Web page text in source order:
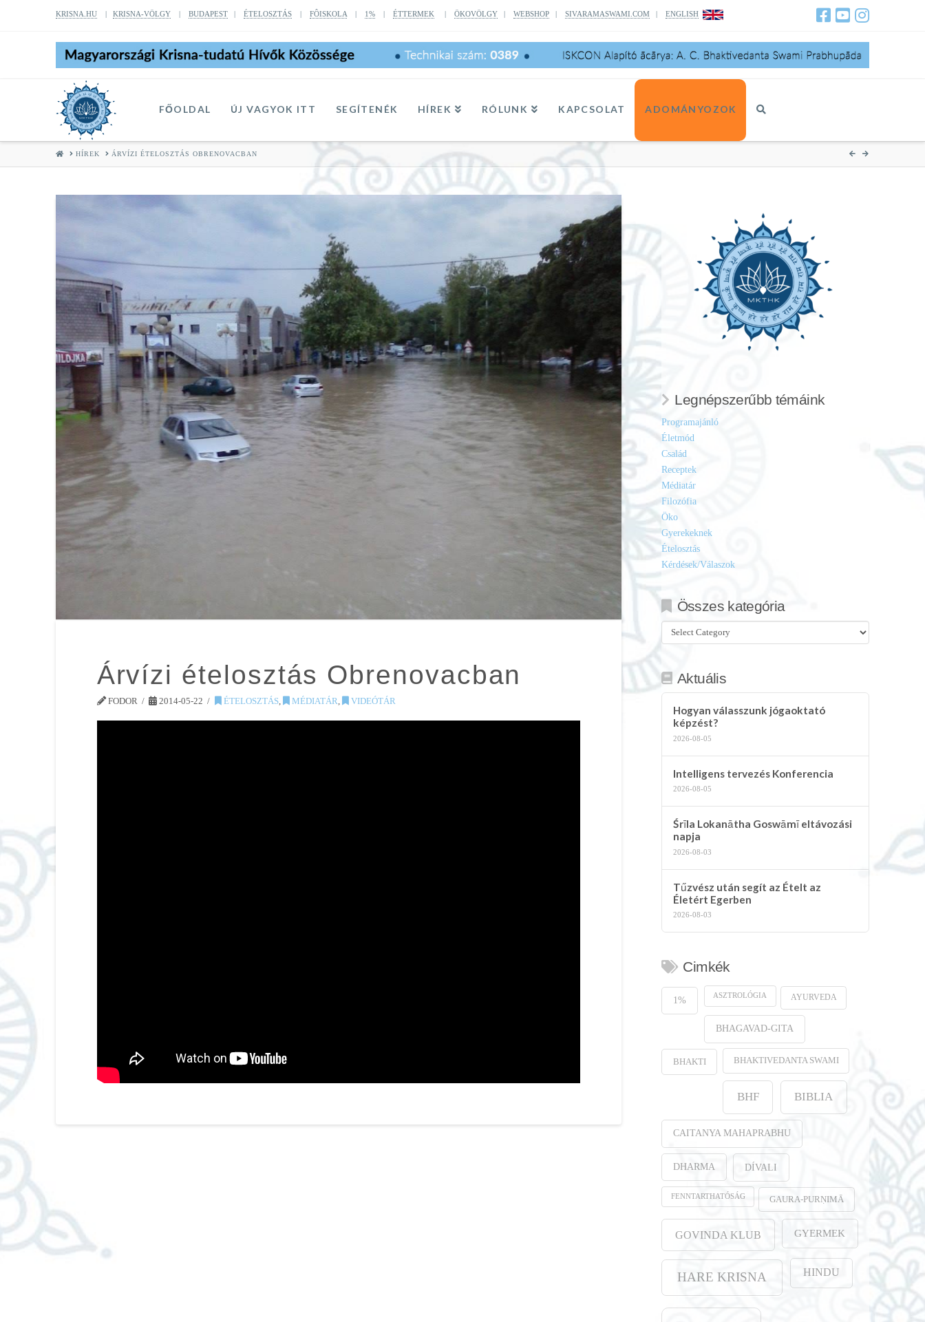
KRISNA.HU| KRISNA-VÖLGY| BUDAPEST| ÉTELOSZTÁS| FÔISKOLA| 1%| ÉTTERMEK | ÖKOVÖLGY| WEBSHOP| SIVARAMASWAMI.COM| ENGLISH
FŐOLDAL ÚJ VAGYOK ITT SEGÍTENÉK HÍREK RÓLUNK KAPCSOLAT ADOMÁNYOZOK
HOMEHÍREK ÁRVÍZI ÉTELOSZTÁS OBRENOVACBAN
Árvízi ételosztás Obrenovacban
FODOR 2014-05-22 ÉTELOSZTÁS, MÉDIATÁR VIDEÓTÁR
Legnépszerűbb témáink
Programajánló
Életmód
Család
Receptek
Médiatár
Filozófia
Öko
Gyerekeknek
Ételosztás
Kérdések/Válaszok
Összes kategória
Összes
kategória
Aktuális
Hogyan válasszunk jógaoktató
képzést?
2026-08-05
Intelligens tervezés Konferencia
2026-08-05
Śrīla Lokanātha Goswāmī eltávozási
napja
2026-08-03
Tűzvész után segít az Ételt az
Életért Egerben
2026-08-03
Cimkék
1% ASZTROLÓGIA AYURVEDA
BHAGAVAD-GITA
BHAKTI BHAKTIVEDANTA SWAMI
BHF BIBLIA
CAITANYA MAHAPRABHU
DHARMA DÍVALI
FENNTARTHATÓSÁG GAURA-PURṆIMĀ
GOVINDA KLUB GYERMEK
HARE KRISNA HINDU